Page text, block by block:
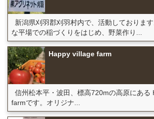
新潟県刈羽郡刈羽村内で、活動しておりま
な平場での稲づくりをはじめ、野菜作り...
Happy village farm
信州松本平・波田、標高720mの高原にある
farmです。オリジナ...